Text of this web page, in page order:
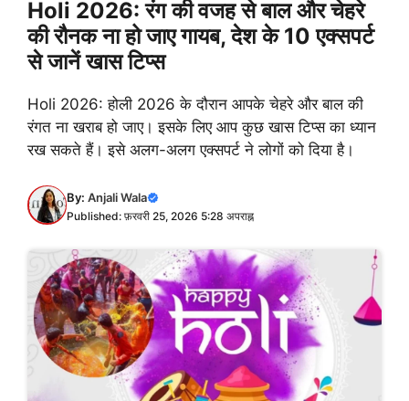
Holi 2026: रंग की वजह से बाल और चेहरे
की रौनक ना हो जाए गायब, देश के 10 एक्सपर्ट
से जानें खास टिप्स
Holi 2026: होली 2026 के दौरान आपके चेहरे और बाल की
रंगत ना खराब हो जाए। इसके लिए आप कुछ खास टिप्स का ध्यान
रख सकते हैं। इसे अलग-अलग एक्सपर्ट ने लोगों को दिया है।
By: Anjali Wala
Published: फ़रवरी 25, 2026 5:28 अपराह्न